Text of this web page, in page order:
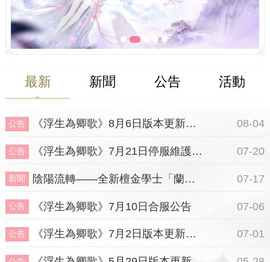
最新 新聞 公告 活動
公告 《浮生為卿歌》8月6日版本更新公告 08-04
公告 《浮生為卿歌》7月21日停服維護公告 07-20
新聞 陰陽流轉——全新檀金學士「蘭隼」登場 07-17
公告 《浮生為卿歌》7月10日合服公告 07-06
公告 《浮生為卿歌》7月2日版本更新公告 07-01